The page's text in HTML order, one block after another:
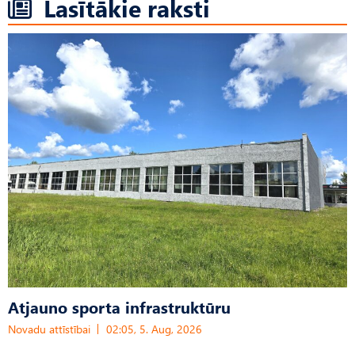
Lasītākie raksti
Atjauno sporta infrastruktūru
Novadu attīstībai 02:05, 5. Aug, 2026